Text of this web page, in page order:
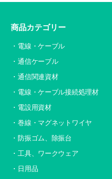
商品カテゴリー
電線・ケーブル
通信ケーブル
通信関連資材
電線・ケーブル接続処理材
電設用資材
巻線・マグネットワイヤ
防振ゴム、除振台
工具、ワークウェア
日用品